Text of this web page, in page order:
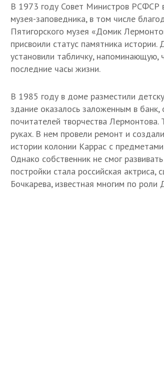
В 1973 году Совет Министров РСФСР
музея-заповедника, в том числе
Пятигорского музея «Домик
присвоили статус памятника истории.
установили табличку, напоминающую,
последние часы жизни.
В 1985 году в доме разместили
здание оказалось заложенным в банк,
почитателей творчества Лермонтова.
руках. В нем провели ремонт и
истории колонии Каррас с
Однако собственник не смог
постройки стала российская актриса,
Бочкарева, известная многим по